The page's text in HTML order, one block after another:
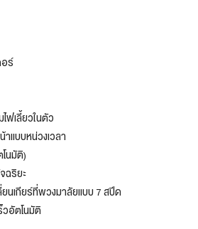
ร์
ฟเลี้ยวในตัว
แบบหน่วงเวลา
นมัติ)
ฉริยะ
นเกียร์ที่พวงมาลัยแบบ 7 สปีด
อัตโนมัติ